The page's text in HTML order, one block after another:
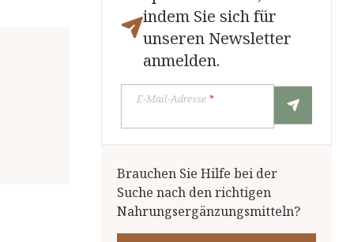
indem Sie sich für
unseren Newsletter
anmelden.
E-Mail-Adresse*
Brauchen Sie Hilfe bei der
Suche nach den richtigen
Nahrungsergänzungsmitteln?